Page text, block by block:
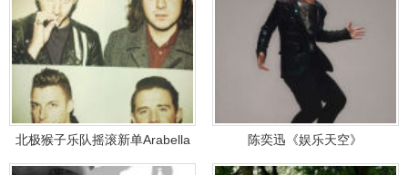
北极猴子乐队摇滚新单Arabella 陈奕迅《娱乐天空》